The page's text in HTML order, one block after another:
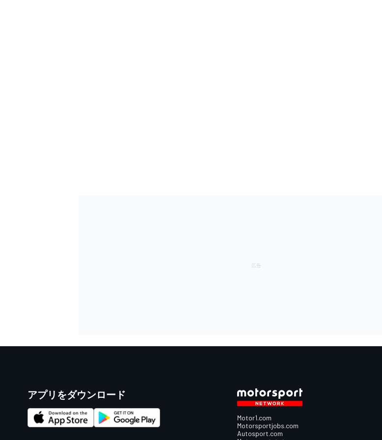
アプリをダウンロード
Motor1.com
Motorsportjobs.com
Autosport.com